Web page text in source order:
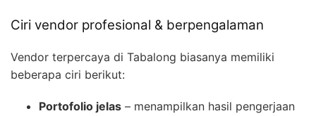
Ciri vendor profesional & berpengalaman
Vendor terpercaya di Tabalong biasanya memiliki
beberapa ciri berikut:
Portofolio jelas – menampilkan hasil pengerjaan